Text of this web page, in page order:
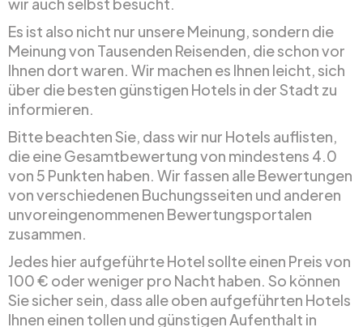
Es ist also nicht nur unsere Meinung, sondern die
Meinung von Tausenden Reisenden, die schon vor
Ihnen dort waren. Wir machen es Ihnen leicht, sich
über die besten günstigen Hotels in der Stadt zu
informieren.
Bitte beachten Sie, dass wir nur Hotels auflisten,
die eine Gesamtbewertung von mindestens 4.0
von 5 Punkten haben. Wir fassen alle Bewertungen
von verschiedenen Buchungsseiten und anderen
unvoreingenommenen Bewertungsportalen
zusammen.
Jedes hier aufgeführte Hotel sollte einen Preis von
100 € oder weniger pro Nacht haben. So können
Sie sicher sein, dass alle oben aufgeführten Hotels
Ihnen einen tollen und günstigen Aufenthalt in